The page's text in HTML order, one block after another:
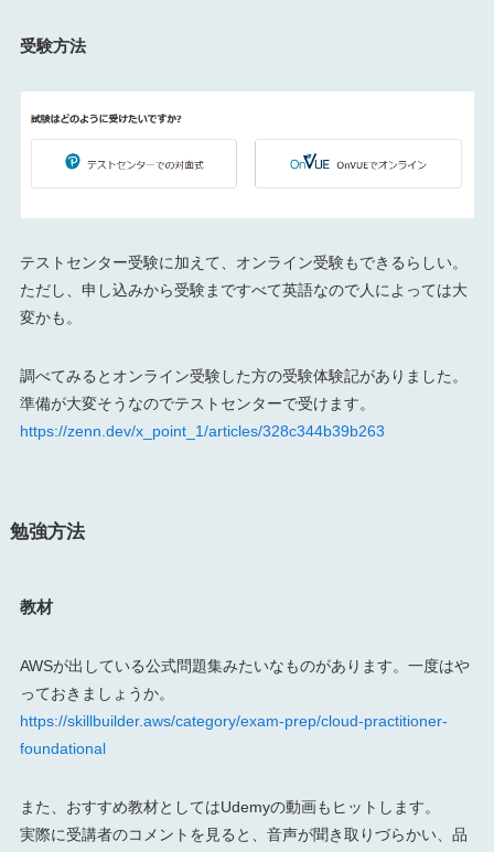
受験方法
テストセンター受験に加えて、オンライン受験もできるらしい。
ただし、申し込みから受験まですべて英語なので人によっては大
変かも。
調べてみるとオンライン受験した方の受験体験記がありました。
準備が大変そうなのでテストセンターで受けます。
https://zenn.dev/x_point_1/articles/328c344b39b263
勉強方法
教材
AWSが出している公式問題集みたいなものがあります。一度はや
っておきましょうか。
https://skillbuilder.aws/category/exam-prep/cloud-practitioner-
foundational
また、おすすめ教材としてはUdemyの動画もヒットします。
実際に受講者のコメントを見ると、音声が聞き取りづらかい、品